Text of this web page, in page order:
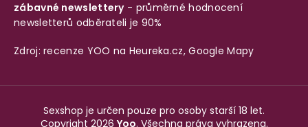
zábavné newslettery- průměrné hodnocení
newsletterů odběrateli je 90%
Zdroj: recenze YOO na Heureka.cz,Google Mapy
Sexshop je určen pouze pro osoby starší 18 let.
Copyright 2026 Yoo. Všechna práva vyhrazena.